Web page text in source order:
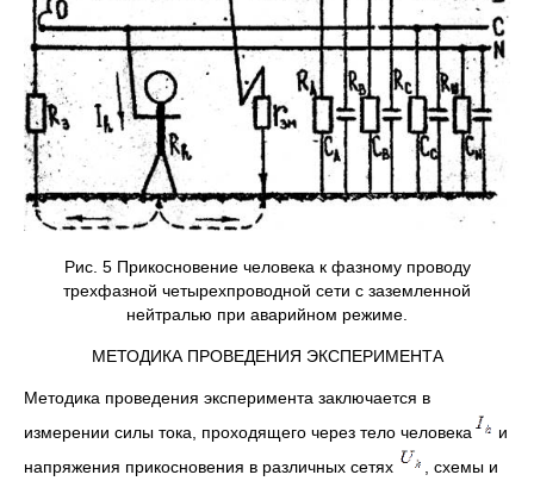
Рис. 5 Прикосновение человека к фазному проводу
трехфазной четырехпроводной сети с заземленной
нейтралью при аварийном режиме.
МЕТОДИКА ПРОВЕДЕНИЯ ЭКСПЕРИМЕНТА
Методика проведения эксперимента заключается в
измерении силы тока, проходящего через тело человека
и
напряжения прикосновения в различных сетях
, схемы и